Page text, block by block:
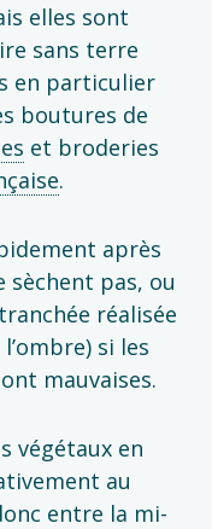
elles sont
sans terre
en particulier
boutures de
et broderies
.
après
sèchent pas, ou
réalisée
si les
mauvaises.
végétaux en
au
entre la mi-